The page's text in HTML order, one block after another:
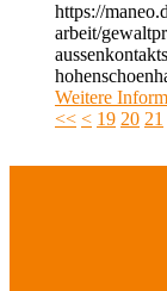
https://
arbeit/
Weitere
<< < 19 20 21